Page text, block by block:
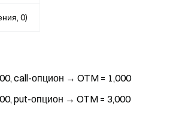
0)
call-опцион → OTM = 1,000
put-опцион → OTM = 3,000